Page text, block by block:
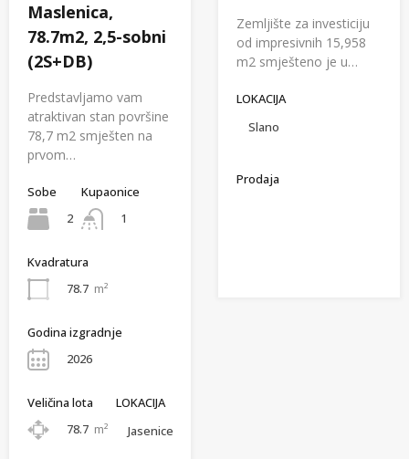
Maslenica,
78.7m2, 2,5-sobni
(2S+DB)
Predstavljamo vam
atraktivan stan površine
78,7 m2 smješten na
prvom…
Sobe
2
Kupaonice
1
Kvadratura
78.7 m²
Godina izgradnje
2026
Veličina lota
78.7 m²
LOKACIJA
Jasenice
Zemljište za investiciju
od impresivnih 15,958
m2 smješteno je u…
LOKACIJA
Slano
Prodaja